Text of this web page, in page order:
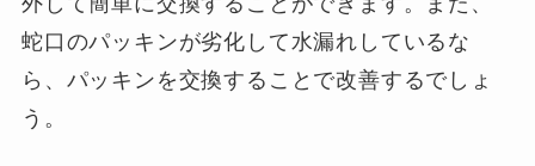
蛇口のパッキンが劣化して水漏れしているな
ら、パッキンを交換することで改善するでしょ
う。